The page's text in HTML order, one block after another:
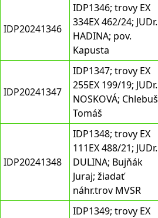
IDP20241346
IDP1346; trovy EX
334EX 462/24; JUDr.
HADINA; pov.
Kapusta
IDP20241347
IDP1347; trovy EX
255EX 199/19; JUDr.
NOSKOVÁ; Chlebuš
Tomáš
IDP20241348
IDP1348; trovy EX
111EX 488/21; JUDr.
DULINA; Bujňák
Juraj; žiadať
náhr.trov MVSR
IDP1349; trovy EX